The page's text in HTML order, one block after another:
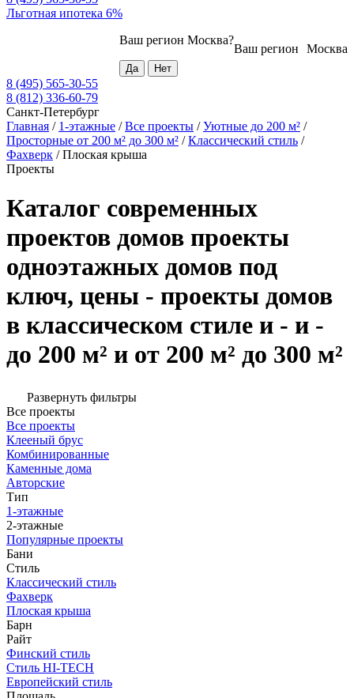
Льготная ипотека 6%
Москва
Ваш регион
Ваш регион Москва?
8 (495) 565-30-55
8 (812) 336-60-79
Санкт-Петербург
Главная / 1-этажные /Все проекты /Уютные до 200 м² /
Просторные от 200 м² до 300 м² /Классический стиль /
Фахверк /Плоская крыша
Проекты
Каталог современных
проектов домов проекты
одноэтажных домов под
ключ, цены - проекты домов
в классическом стиле и - и -
до 200 м² и от 200 м² до 300 м²
Развернуть фильтры
Все проекты
Все проекты
Клееный брус
Комбинированные
Каменные дома
Авторские
Тип
1-этажные
2-этажные
Популярные проекты
Бани
Стиль
Классический стиль
Фахверк
Плоская крыша
Барн
Райт
Финский стиль
Стиль HI-TECH
Европейский стиль